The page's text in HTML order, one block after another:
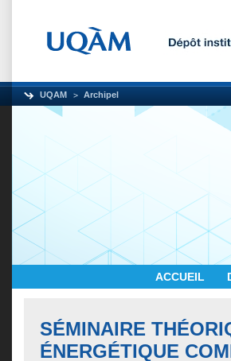
UQAM Archipel
ACCUEIL
SÉMINAIRE
ÉNERGÉTIQUE